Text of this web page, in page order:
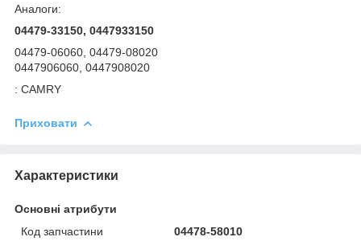
Аналоги:
04479-33150, 0447933150
04479-06060, 04479-08020
0447906060, 0447908020
: CAMRY
Приховати
Характеристики
Основні атрибути
Код запчастини
04478-58010